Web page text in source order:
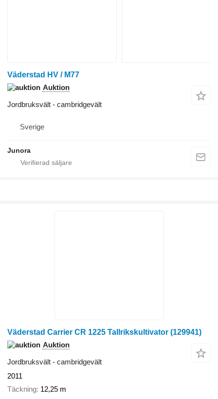
Väderstad HV / M77
Auktion
Jordbruksvält - cambridgevält
Sverige
Junora
Väderstad Carrier CR 1225 Tallrikskultivator (129941)
Auktion
Jordbruksvält - cambridgevält
2011
Täckning 12,25 m